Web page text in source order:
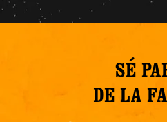
SÉ
DE LA